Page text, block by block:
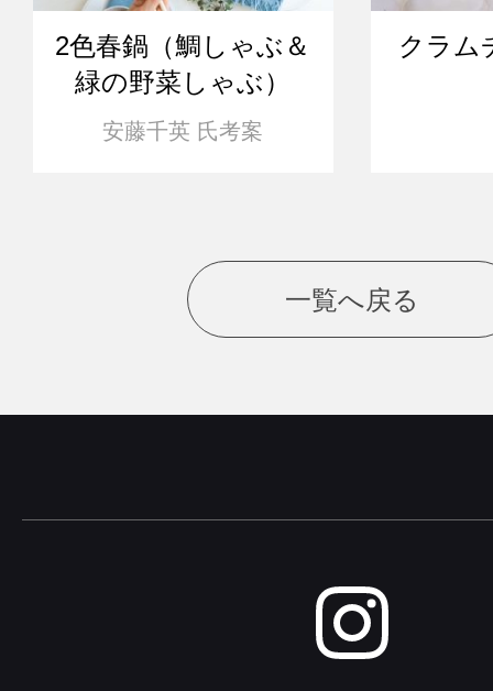
2色春鍋（鯛しゃぶ＆
緑の野菜しゃぶ）
安藤千英 氏考案
クラム
一覧へ戻る